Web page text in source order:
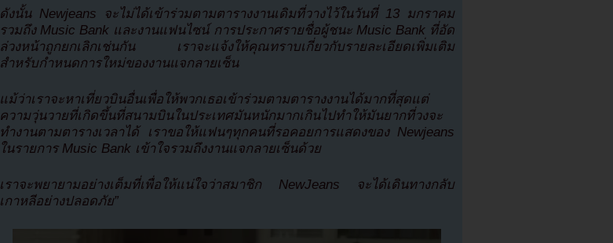
ดังนั้น Newjeans จะไม่ได้เข้าร่วมตามตารางงานเดิมที่วางไว้ในวันที่ 13 มกราคม
รวมถึง Music Bank และงานแฟนไซน์ การประกาศรายชื่อผู้ชนะ Music Bank ที่อัด
ล่วงหน้าถูกยกเลิกเช่นกัน เราจะแจ้งให้คุณทราบเกี่ยวกับรายละเอียดเพิ่มเติม
สำหรับกำหนดการใหม่ของงานแจกลายเซ็น
แม้ว่าเราจะหาเที่ยวบินอื่นเพื่อให้พวกเธอเข้าร่วมตามตารางงานได้มากที่สุดแต่
ความวุ่นวายที่เกิดขึ้นที่สนามบินในประเทศมันหนักมากเกินไปทำให้มันยากที่วงจะ
ทำงานตามตารางเวลาได้ เราขอให้แฟนๆทุกคนที่รอคอยการแสดงของ Newjeans
ในรายการ Music Bank เข้าใจรวมถึงงานแจกลายเซ็นด้วย
เราจะพยายามอย่างเต็มที่เพื่อให้แน่ใจว่าสมาชิก NewJeans จะได้เดินทางกลับ
เกาหลีอย่างปลอดภัย”